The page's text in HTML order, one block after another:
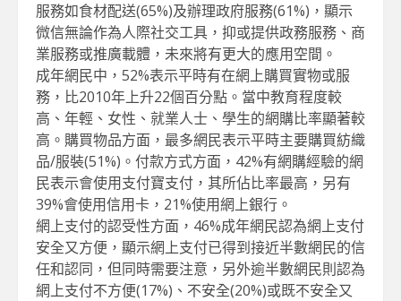
服務如食材配送(65%)及辦理政府服務(61%)，顯示
微信無論作為人際社交工具，抑或提供政務服務、商
業服務或推廣載體，未來將有更大的應用空間。
成年網民中，52%表示平時有在網上購買實物或服
務，比2010年上升22個百分點。當中教育程度較
高、年輕、女性、就業人士、學生的網購比率顯著較
高。購買物品方面，最多網民表示平時主要購買紡織
品/服裝(51%)。付款方式方面，42%有網購經驗的網
民表示會使用支付寶支付，其所佔比率最高，另有
39%會使用信用卡，21%使用網上銀行。
網上支付的認受性方面，46%成年網民認為網上支付
安全又方便，顯示網上支付已得到接近半數網民的信
任和認同，但同時需要注意，另外逾半數網民則認為
網上支付不方便(17%)、不安全(20%)或既不安全又